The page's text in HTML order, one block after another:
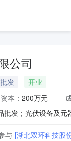
公司
发
开业
本： 200万元
与 [湖北双环科技股